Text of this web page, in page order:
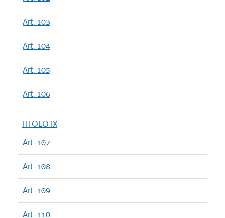
Art. 103
Art. 104
Art. 105
Art. 106
TITOLO IX
Art. 107
Art. 108
Art. 109
Art. 110